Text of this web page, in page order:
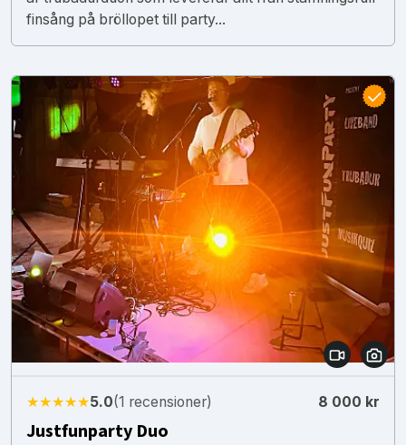
finsång på bröllopet till party...
★★★★★5.0(1 recensioner) 8 000 kr
Justfunparty Duo